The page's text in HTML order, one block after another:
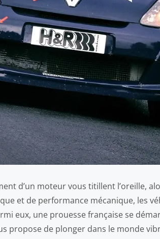
d’un moteur vous titillent l’oreille,
et de performance mécanique, les
eux, une prouesse française se
propose de plonger dans le monde